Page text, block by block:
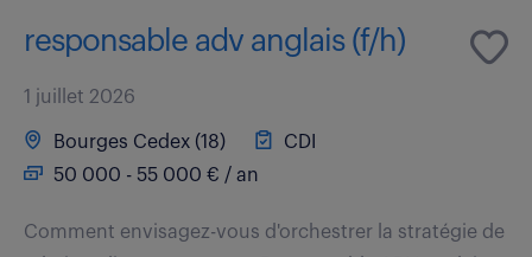
responsable adv anglais (f/h)
1 juillet 2026
Bourges Cedex (18)
CDI
50 000 - 55 000 € / an
Comment envisagez-vous d'orchestrer la stratégie de